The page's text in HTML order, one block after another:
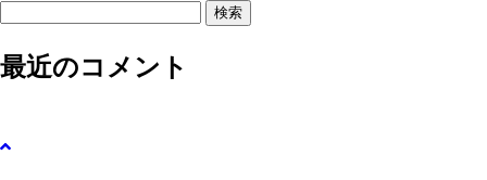
:最近のコメント